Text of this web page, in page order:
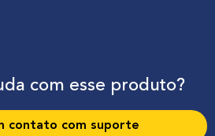
com esse produto?
contato com suporte